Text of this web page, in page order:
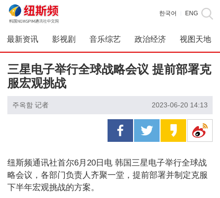
한국어 ENG
最新资讯 影视剧 音乐综艺 政治经济 视图天地
三星电子举行全球战略会议 提前部署克
服宏观挑战
주옥함 记者 2023-06-20 14:13
纽斯频通讯社首尔6月20日电 韩国三星电子举行全球战
略会议，各部门负责人齐聚一堂，提前部署并制定克服
下半年宏观挑战的方案。